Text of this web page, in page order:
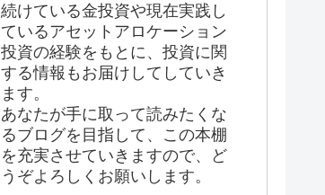
続けている金投資や現在実践し
ているアセットアロケーション
投資の経験をもとに、投資に関
する情報もお届けしてしていき
ます。
あなたが手に取って読みたくな
るブログを目指して、この本棚
を充実させていきますので、ど
うぞよろしくお願いします。